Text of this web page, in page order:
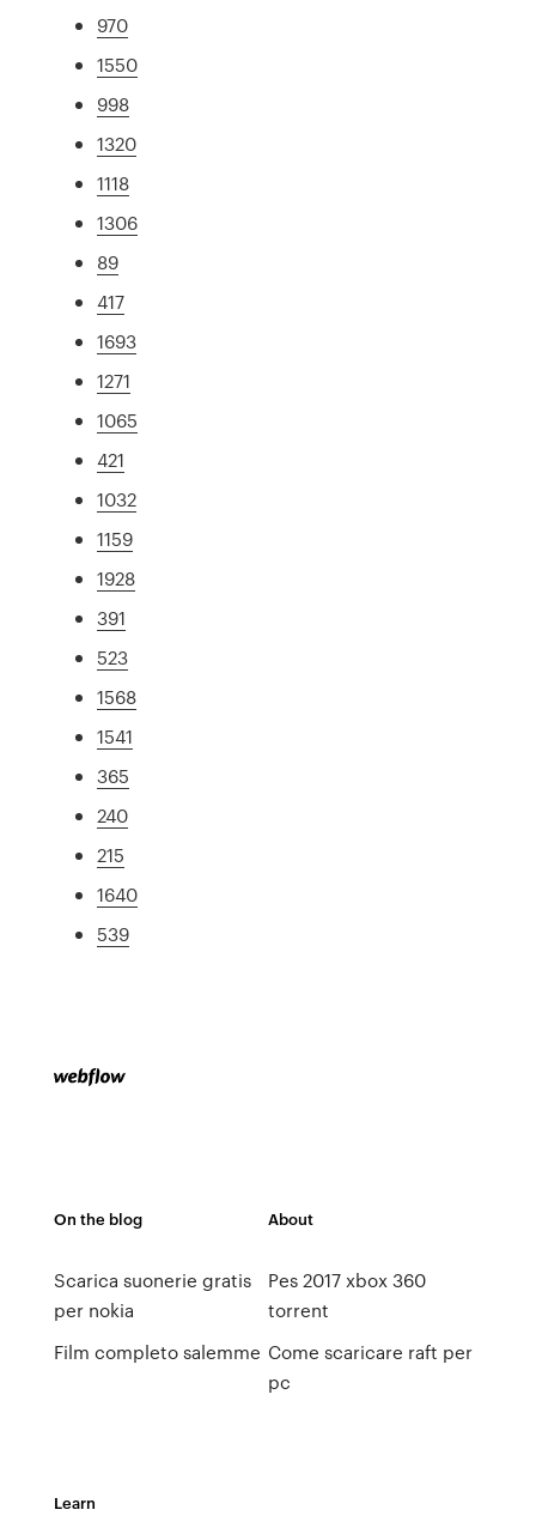
970
1550
998
1320
1118
1306
89
417
1693
1271
1065
421
1032
1159
1928
391
523
1568
1541
365
240
215
1640
539
On the blog
Scarica suonerie gratis
per nokia
Film completo salemme
About
Pes 2017 xbox 360
torrent
Come scaricare raft per
pc
Learn